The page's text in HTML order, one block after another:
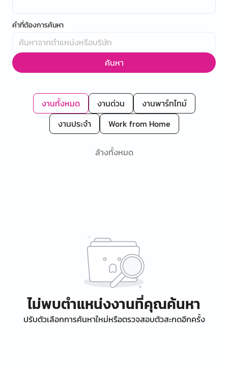
คำที่ต้องการค้นหา
ค้นหา
งานทั้งหมด งานด่วน
งานพาร์ทไทม์
งานประจำ
Work from Home
ล้างทั้งหมด
ไม่พบตำแหน่งงานที่คุณค้นหา
ปรับตัวเลือกการค้นหาใหม่หรือตรวจสอบตัวสะกดอีกครั้ง